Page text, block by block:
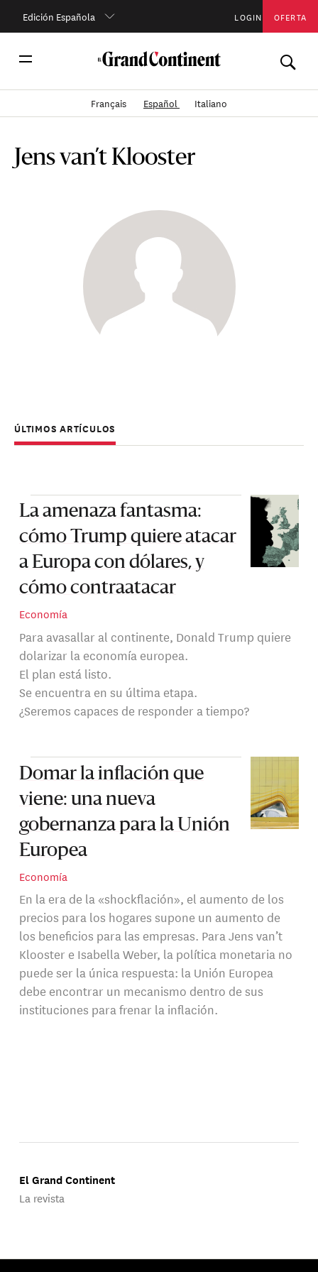
Edición Española LOGIN OFERTA
Français Español Italiano
Jens van’t Klooster
ÚLTIMOS ARTÍCULOS
La amenaza fantasma:
cómo Trump quiere atacar
a Europa con dólares, y
cómo contraatacar
Economía
Para avasallar al continente, Donald Trump quiere
dolarizar la economía europea.
El plan está listo.
Se encuentra en su última etapa.
¿Seremos capaces de responder a tiempo?
Domar la inflación que
viene: una nueva
gobernanza para la Unión
Europea
Economía
En la era de la «shockflación», el aumento de los
precios para los hogares supone un aumento de
los beneficios para las empresas. Para Jens van’t
Klooster e Isabella Weber, la política monetaria no
puede ser la única respuesta: la Unión Europea
debe encontrar un mecanismo dentro de sus
instituciones para frenar la inflación.
El Grand Continent
La revista